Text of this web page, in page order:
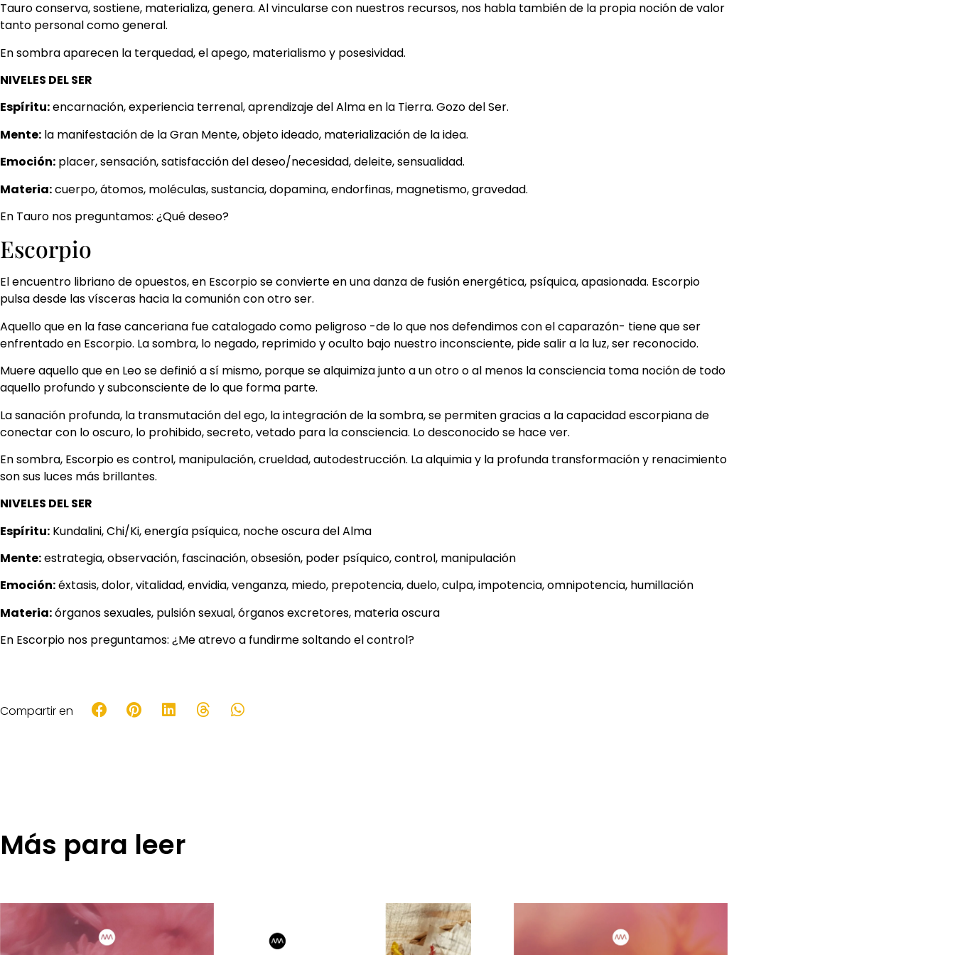
Tauro conserva, sostiene, materializa, genera. Al vincularse con nuestros recursos, nos habla también de la propia noción de valor
tanto personal como general.
En sombra aparecen la terquedad, el apego, materialismo y posesividad.
NIVELES DEL SER
Espíritu:encarnación, experiencia terrenal, aprendizaje del Alma en la Tierra. Gozo del Ser.
Mente: la manifestación de la Gran Mente, objeto ideado, materialización de la idea.
Emoción: placer, sensación, satisfacción del deseo/necesidad, deleite, sensualidad.
Materia:cuerpo, átomos, moléculas, sustancia, dopamina, endorfinas, magnetismo, gravedad.
En Tauro nos preguntamos: ¿Qué deseo?
Escorpio
El encuentro libriano de opuestos, en Escorpio se convierte en una danza de fusión energética, psíquica, apasionada. Escorpio
pulsa desde las vísceras hacia la comunión con otro ser.
Aquello que en la fase canceriana fue catalogado como peligroso -de lo que nos defendimos con el caparazón- tiene que ser
enfrentado en Escorpio. La sombra, lo negado, reprimido y oculto bajo nuestro inconsciente, pide salir a la luz, ser reconocido.
Muere aquello que en Leo se definió a sí mismo, porque se alquimiza junto a un otro o al menos la consciencia toma noción de todo
aquello profundo y subconsciente de lo que forma parte.
La sanación profunda, la transmutación del ego, la integración de la sombra, se permiten gracias a la capacidad escorpiana de
conectar con lo oscuro, lo prohibido, secreto, vetado para la consciencia. Lo desconocido se hace ver.
En sombra, Escorpio es control, manipulación, crueldad, autodestrucción. La alquimia y la profunda transformación y renacimiento
son sus luces más brillantes.
NIVELES DEL SER
Espíritu: Kundalini, Chi/Ki, energía psíquica, noche oscura del Alma
Mente:estrategia, observación, fascinación, obsesión, poder psíquico, control, manipulación
Emoción:éxtasis, dolor, vitalidad, envidia, venganza, miedo, prepotencia, duelo, culpa, impotencia, omnipotencia, humillación
Materia:órganos sexuales, pulsión sexual, órganos excretores, materia oscura
En Escorpio nos preguntamos: ¿Me atrevo a fundirme soltando el control?
Compartir en
Más para leer